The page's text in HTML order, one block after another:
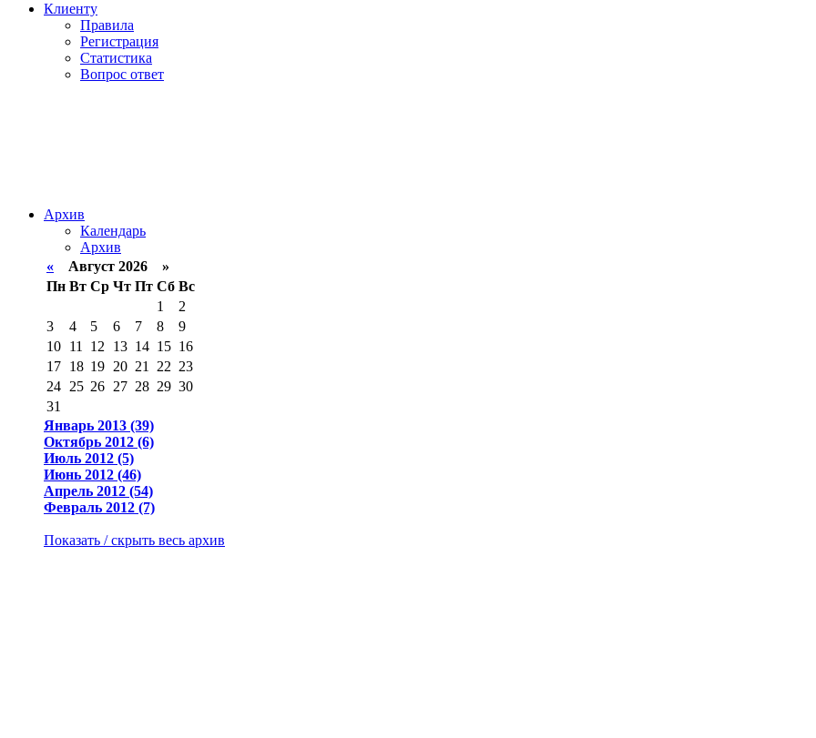
Клиенту
Правила
Регистрация
Статистика
Вопрос ответ
Архив
Календарь
Архив
« Август 2026 »
Пн Вт Ср Чт Пт Сб Вс
1
2
3
4 5 6 7 8
9
10 11 12 13 14 15 16
17 18 19 20 21 22 23
24 25 26 27 28 29 30
31
Январь 2013 (39)
Октябрь 2012 (6)
Июль 2012 (5)
Июнь 2012 (46)
Апрель 2012 (54)
Февраль 2012 (7)
Показать / скрыть весь архив